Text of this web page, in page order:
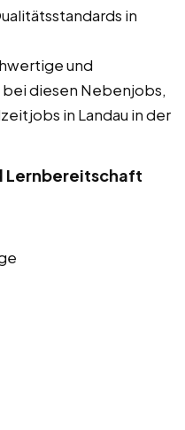
in
und
diesen Nebenjobs,
in Landau in der
Lernbereitschaft